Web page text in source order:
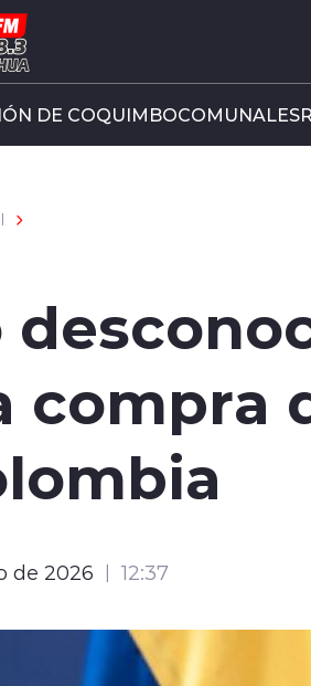
al contenido
DE COQUIMBOCOMUNALES
compra
de 2026 12:37